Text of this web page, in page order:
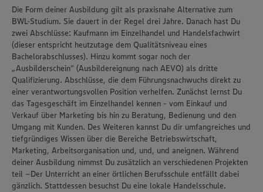
Die Form deiner Ausbildung gilt als praxisnahe Alternative zum
BWL-Studium. Sie dauert in der Regel drei Jahre. Danach hast Du
zwei Abschlüsse: Kaufmann im Einzelhandel und Handelsfachwirt
(dieser entspricht heutzutage dem Qualitätsniveau eines
Bachelorabschlusses). Hinzu kommt sogar noch der
„Ausbilderschein“ (Ausbildereignung nach AEVO) als dritte
Qualifizierung. Abschlüsse, die dem Führungsnachwuchs direkt zu
einer verantwortungsvollen Position verhelfen. Zunächst lernst Du
das Tagesgeschäft im Einzelhandel kennen - vom Einkauf und
Verkauf über Marketing bis hin zu Beratung, Bedienung und den
Umgang mit Kunden. Des Weiteren kannst Du dir umfangreiches und
tiefgründiges Wissen über die Bereiche Betriebswirtschaft,
Marketing, Arbeitsorganisation und, und, und aneignen. Während
deiner Ausbildung nimmst Du zusätzlich an verschiedenen Projekten
teil –Der Unterricht an einer örtlichen Berufsschule entfällt dabei
gänzlich. Stattdessen besuchst Du eine lokale Handelsschule.